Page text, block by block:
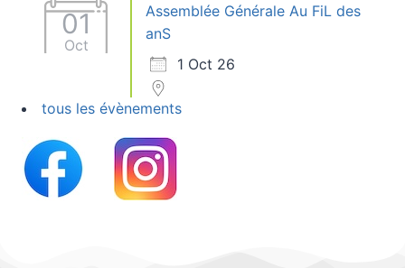
01
Oct
Assemblée Générale Au FiL des
anS
1 Oct 26
tous les évènements